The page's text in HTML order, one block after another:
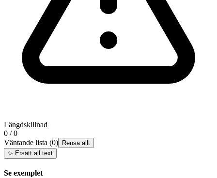
Längdskillnad
0 / 0
Väntande lista (0)
Rensa allt
✨ Ersätt all text
Se exemplet